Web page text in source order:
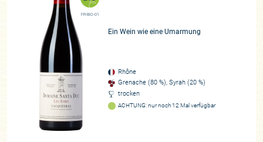
FR-BIO-01
Ein Wein wie eine Umarmung
Rhône
Grenache (80 %), Syrah (20 %)
trocken
ACHTUNG: nur noch 12 Mal verfügbar